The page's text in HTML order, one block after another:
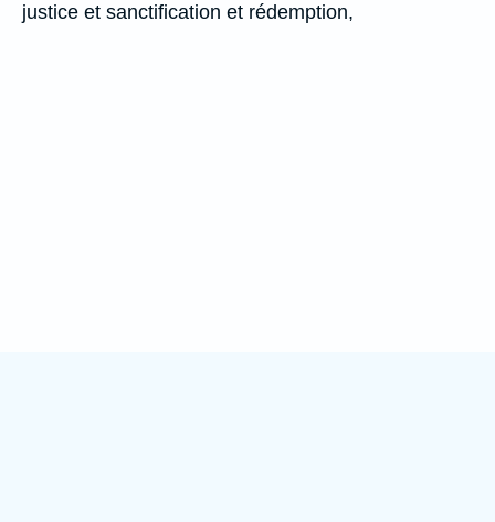
justice et sanctification et rédemption,